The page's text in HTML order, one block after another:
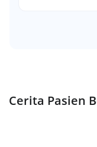
Cerita Pasien